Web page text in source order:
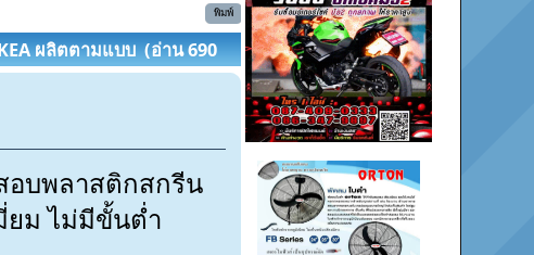
พิมพ์
ผลิตตามแบบ (อ่าน 690
อบพลาสติกสกรีน
ยม ไม่มีขั้นต่ำ